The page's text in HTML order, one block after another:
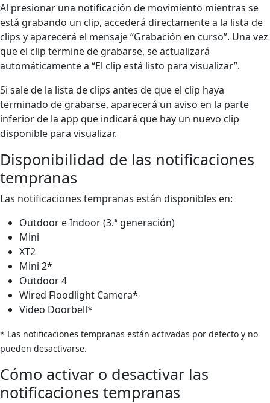
Al presionar una notificación de movimiento mientras se
está grabando un clip, accederá directamente a la lista de
clips y aparecerá el mensaje “Grabación en curso”. Una vez
que el clip termine de grabarse, se actualizará
automáticamente a “El clip está listo para visualizar”.
Si sale de la lista de clips antes de que el clip haya
terminado de grabarse, aparecerá un aviso en la parte
inferior de la app que indicará que hay un nuevo clip
disponible para visualizar.
Disponibilidad de las notificaciones
tempranas
Las notificaciones tempranas están disponibles en:
Outdoor e Indoor (3.ª generación)
Mini
XT2
Mini 2*
Outdoor 4
Wired Floodlight Camera*
Video Doorbell*
* Las notificaciones tempranas están activadas por defecto y no
pueden desactivarse.
Cómo activar o desactivar las
notificaciones tempranas